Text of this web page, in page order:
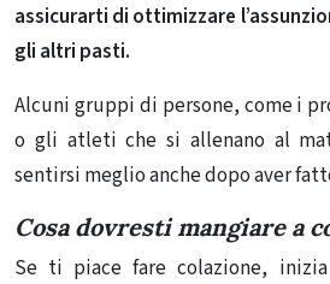
assicurarti di ottimizzare
gli altri pasti.
Alcuni gruppi di persone, come i
o gli atleti che si allenano al
sentirsi meglio anche dopo aver
Cosa dovresti mangiare a
Se ti piace fare colazione,